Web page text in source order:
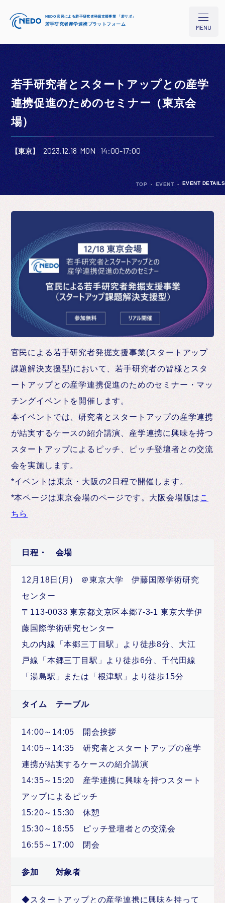
NEDO 官民による若手研究者発掘支援事業 「若サポ」
若手研究者産学連携プラットフォーム MENU
本プロジェクトについて
研究シーズ検索
イベント/セミナー
コラム
お知らせ
若手研究者とスタートアップとの産学
連携促進のためのセミナー（東京会
場）
【東京】 2023.12.18 MON 14:00-17:00
TOP EVENT EVENT DETAILS
官民による若手研究者発掘支援事業(スタートアップ
課題解決支援型)において、若手研究者の皆様とスタ
ートアップとの産学連携促進のためのセミナー・マッ
チングイベントを開催します。
本イベントでは、研究者とスタートアップの産学連携
が結実するケースの紹介講演、産学連携に興味を持つ
スタートアップによるピッチ、ピッチ登壇者との交流
会を実施します。
*イベントは東京・大阪の2日程で開催します。
*本ページは東京会場のページです。大阪会場版は こ
ちら
日程・ 会場
12月18日(月) ＠東京大学 伊藤国際学術研究
センター
〒113-0033 東京都文京区本郷7-3-1 東京大学伊
藤国際学術研究センター
丸の内線「本郷三丁目駅」より徒歩8分、大江
戸線「本郷三丁目駅」より徒歩6分、千代田線
「湯島駅」または「根津駅」より徒歩15分
タイム テーブル
14:00～14:05 開会挨拶
14:05～14:35 研究者とスタートアップの産学
連携が結実するケースの紹介講演
14:35～15:20 産学連携に興味を持つスタート
アップによるピッチ
15:20～15:30 休憩
15:30～16:55 ピッチ登壇者との交流会
16:55～17:00 閉会
参加 対象者
◆スタートアップとの産学連携に興味を持って